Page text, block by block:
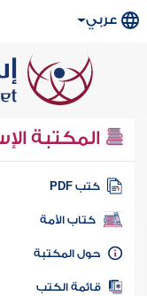
عربي
المكتبة
كتب PDF
كتاب الأمة
المكتبة